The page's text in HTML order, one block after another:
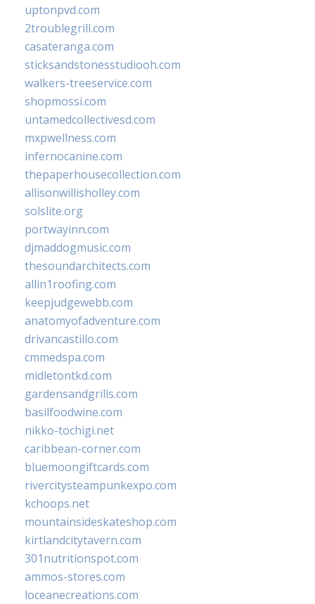
uptonpvd.com
2troublegrill.com
casateranga.com
sticksandstonesstudiooh.com
walkers-treeservice.com
shopmossi.com
untamedcollectivesd.com
mxpwellness.com
infernocanine.com
thepaperhousecollection.com
allisonwillisholley.com
solslite.org
portwayinn.com
djmaddogmusic.com
thesoundarchitects.com
allin1roofing.com
keepjudgewebb.com
anatomyofadventure.com
drivancastillo.com
cmmedspa.com
midletontkd.com
gardensandgrills.com
basilfoodwine.com
nikko-tochigi.net
caribbean-corner.com
bluemoongiftcards.com
rivercitysteampunkexpo.com
kchoops.net
mountainsideskateshop.com
kirtlandcitytavern.com
301nutritionspot.com
ammos-stores.com
loceanecreations.com